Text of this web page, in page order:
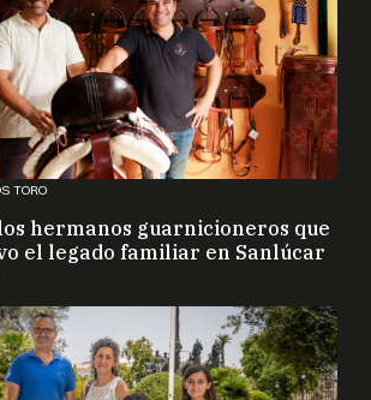
TORO
hermanos guarnicioneros que
el legado familiar en Sanlúcar